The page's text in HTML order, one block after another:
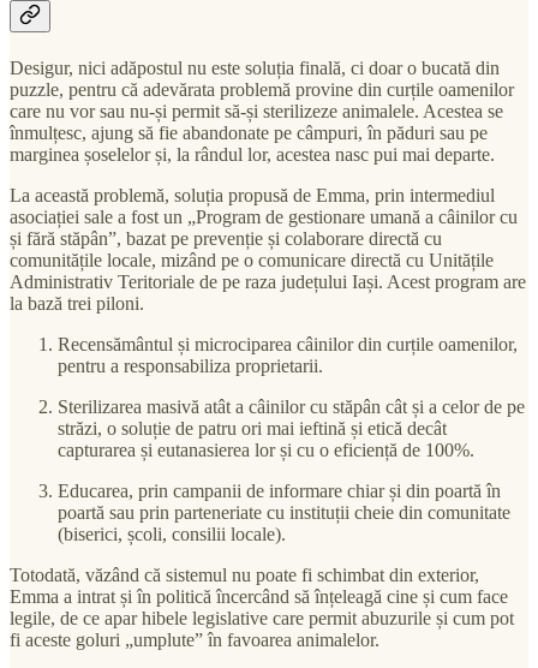
Desigur, nici adăpostul nu este soluția finală, ci doar o bucată din
puzzle, pentru că adevărata problemă provine din curțile oamenilor
care nu vor sau nu-și permit să-și sterilizeze animalele. Acestea se
înmulțesc, ajung să fie abandonate pe câmpuri, în păduri sau pe
marginea șoselelor și, la rândul lor, acestea nasc pui mai departe.
La această problemă, soluția propusă de Emma, prin intermediul
asociației sale a fost un „Program de gestionare umană a câinilor cu
și fără stăpân”, bazat pe prevenție și colaborare directă cu
comunitățile locale, mizând pe o comunicare directă cu Unitățile
Administrativ Teritoriale de pe raza județului Iași. Acest program are
la bază trei piloni.
Recensământul și microciparea câinilor din curțile oamenilor,
pentru a responsabiliza proprietarii.
Sterilizarea masivă atât a câinilor cu stăpân cât și a celor de pe
străzi, o soluție de patru ori mai ieftină și etică decât
capturarea și eutanasierea lor și cu o eficiență de 100%.
Educarea, prin campanii de informare chiar și din poartă în
poartă sau prin parteneriate cu instituții cheie din comunitate
(biserici, școli, consilii locale).
Totodată, văzând că sistemul nu poate fi schimbat din exterior,
Emma a intrat și în politică încercând să înțeleagă cine și cum face
legile, de ce apar hibele legislative care permit abuzurile și cum pot
fi aceste goluri „umplute” în favoarea animalelor.